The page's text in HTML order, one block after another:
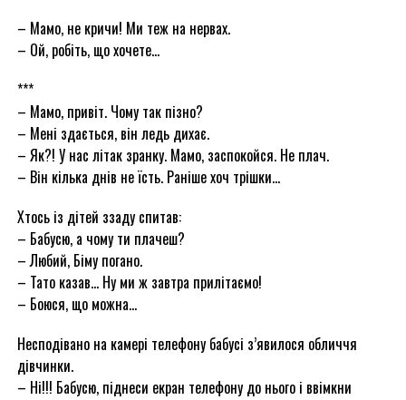
– Мамо, не кричи! Ми теж на нервах.
– Ой, робіть, що хочете…
***
– Мамо, привіт. Чому так пізно?
– Мені здається, він ледь дихає.
– Як?! У нас літак зранку. Мамо, заспокойся. Не плач.
– Він кілька днів не їсть. Раніше хоч трішки…
Хтось із дітей ззаду спитав:
– Бабусю, а чому ти плачеш?
– Любий, Біму погано.
– Тато казав… Ну ми ж завтра прилітаємо!
– Боюся, що можна…
Несподівано на камері телефону бабусі з’явилося обличчя
дівчинки.
– Ні!!! Бабусю, піднеси екран телефону до нього і ввімкни